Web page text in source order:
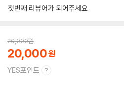
첫번째 리뷰어가 되어주세요
20,000원
20,000
YES포인트